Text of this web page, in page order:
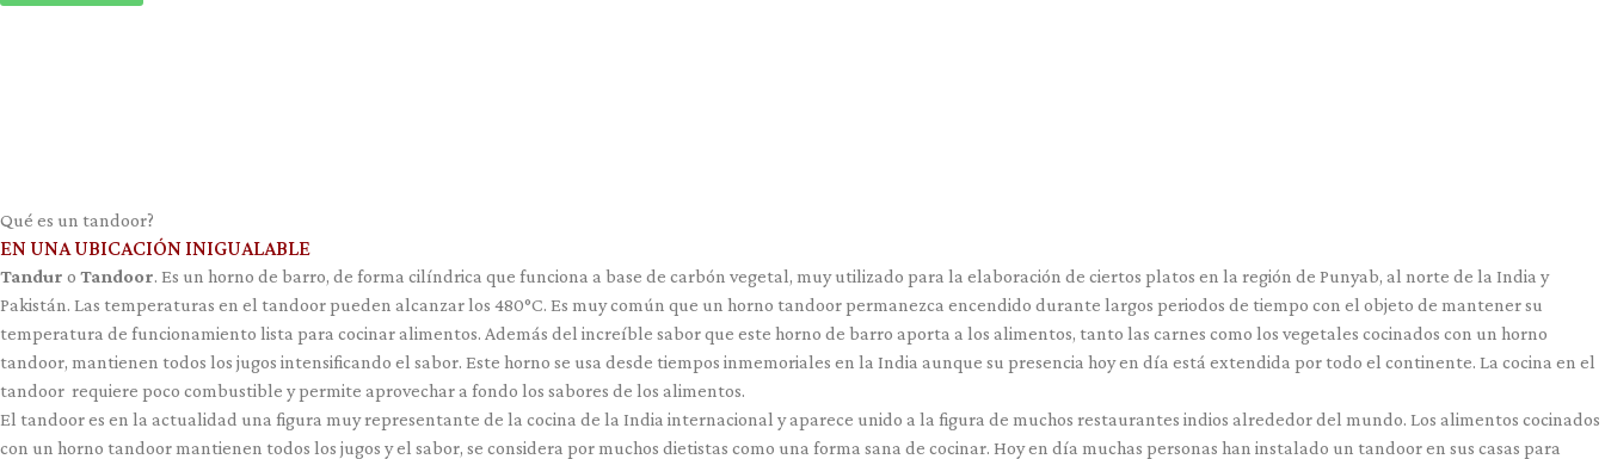
Qué es un tandoor?
EN UNA UBICACIÓN INIGUALABLE
Tandur o Tandoor. Es un horno de barro, de forma cilíndrica que funciona a base de carbón vegetal, muy utilizado para la elaboración de ciertos platos en la región de Punyab, al norte de la India y
Pakistán. Las temperaturas en el tandoor pueden alcanzar los 480°C. Es muy común que un horno tandoor permanezca encendido durante largos periodos de tiempo con el objeto de mantener su
temperatura de funcionamiento lista para cocinar alimentos. Además del increíble sabor que este horno de barro aporta a los alimentos, tanto las carnes como los vegetales cocinados con un horno
tandoor, mantienen todos los jugos intensificando el sabor. Este horno se usa desde tiempos inmemoriales en la India aunque su presencia hoy en día está extendida por todo el continente. La cocina en el
tandoor requiere poco combustible y permite aprovechar a fondo los sabores de los alimentos.
El tandoor es en la actualidad una figura muy representante de la cocina de la India internacional y aparece unido a la figura de muchos restaurantes indios alrededor del mundo. Los alimentos cocinados
con un horno tandoor mantienen todos los jugos y el sabor, se considera por muchos dietistas como una forma sana de cocinar. Hoy en día muchas personas han instalado un tandoor en sus casas para